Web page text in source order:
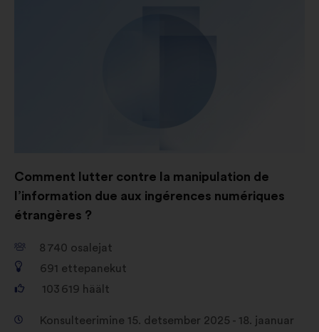
Comment lutter contre la manipulation de
l’information due aux ingérences numériques
étrangères ?
8 740 osalejat
691 ettepanekut
103 619 häält
Konsulteerimine 15. detsember 2025 - 18. jaanuar